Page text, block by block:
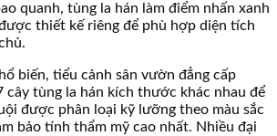
quanh, tùng la hán làm điểm nhấn xanh
thiết kế riêng để phù hợp diện tích
biến, tiểu cảnh sân vườn đẳng cấp
cây tùng la hán kích thước khác nhau để
được phân loại kỹ lưỡng theo màu sắc
bảo tính thẩm mỹ cao nhất. Nhiều đại